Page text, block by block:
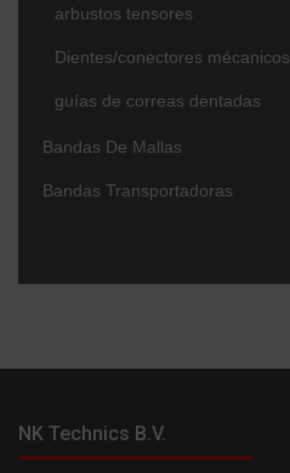
arbustos tensores
Dientes/conectores mécanicos
guías de correas dentadas
Bandas De Mallas
Bandas Transportadoras
NK Technics B.V.